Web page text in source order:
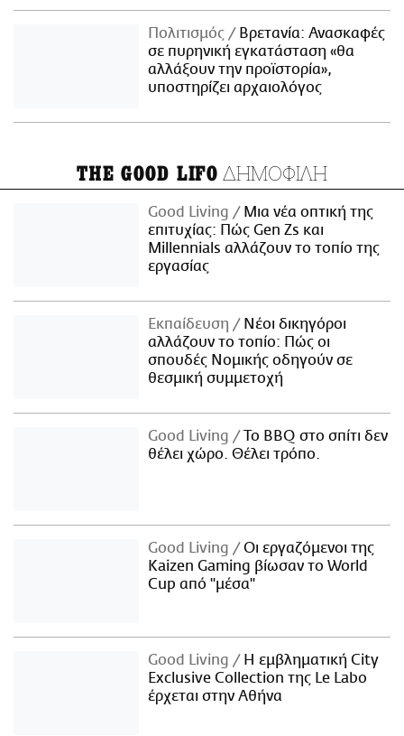
Πολιτισμός
Βρετανία: Ανασκαφές
σε πυρηνική εγκατάσταση «θα
αλλάξουν την προϊστορία»,
υποστηρίζει αρχαιολόγος
THE GOOD LIFO ΔΗΜΟΦΙΛΗ
Good Living
Μια νέα οπτική της
επιτυχίας: Πώς Gen Zs και
Millennials αλλάζουν το τοπίο της
εργασίας
Εκπαίδευση
Νέοι δικηγόροι
αλλάζουν το τοπίο: Πώς οι
σπουδές Νομικής οδηγούν σε
θεσμική συμμετοχή
Good Living
Το BBQ στο σπίτι δεν
θέλει χώρο. Θέλει τρόπο.
Good Living
Οι εργαζόμενοι της
Kaizen Gaming βίωσαν το World
Cup από "μέσα"
Good Living
Η εμβληματική City
Exclusive Collection της Le Labo
έρχεται στην Αθήνα